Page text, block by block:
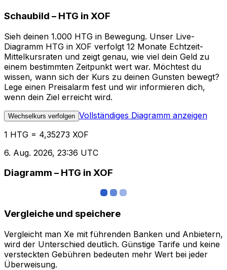
Schaubild – HTG in XOF
Sieh deinen 1.000 HTG in Bewegung. Unser Live-
Diagramm HTG in XOF verfolgt 12 Monate Echtzeit-
Mittelkursraten und zeigt genau, wie viel dein Geld zu
einem bestimmten Zeitpunkt wert war. Möchtest du
wissen, wann sich der Kurs zu deinen Gunsten bewegt?
Lege einen Preisalarm fest und wir informieren dich,
wenn dein Ziel erreicht wird.
Wechselkurs verfolgen Vollständiges Diagramm anzeigen
1 HTG = 4,35273 XOF
6. Aug. 2026, 23:36 UTC
Diagramm – HTG in XOF
Vergleiche und speichere
Vergleicht man Xe mit führenden Banken und Anbietern,
wird der Unterschied deutlich. Günstige Tarife und keine
versteckten Gebühren bedeuten mehr Wert bei jeder
Überweisung.